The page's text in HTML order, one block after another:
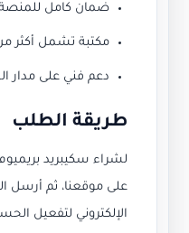
ضمان كامل
مكتبة تشمل أكثر
دعم فني على مدار
طريقة الطلب
لشراء سكيبريد
على موقعنا، ثم أرسل
الإلكتروني لتفعيل